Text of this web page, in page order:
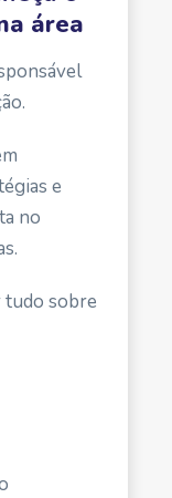
área
e
no
tudo sobre